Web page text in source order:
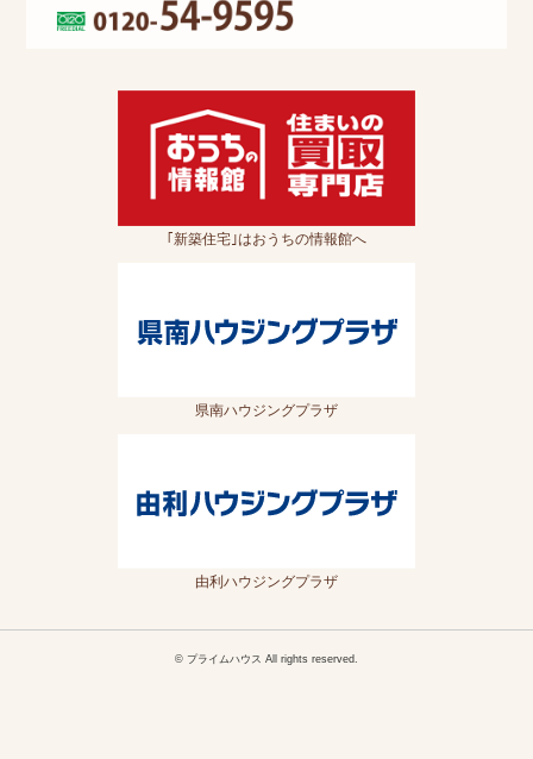
｢新築住宅｣はおうちの情報館へ
県南ハウジングプラザ
由利ハウジングプラザ
© プライムハウス All rights reserved.